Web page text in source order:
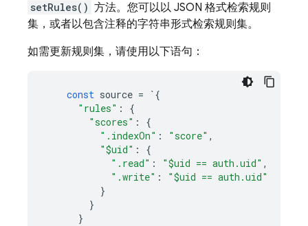
setRules() 方法。您可以以 JSON 格式检索规则
集，或者以包含注释的字符串形式检索规则集。
如需更新规则集，请使用以下语句：
const source = `{
"rules" :
{
"scores" :
{
".indexOn" : "score" ,
"$uid" :
{
".read" : "$uid == auth.uid" ,
".write" :
"$uid == auth.uid"
}
}
}